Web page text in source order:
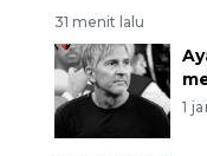
31 menit lalu
1